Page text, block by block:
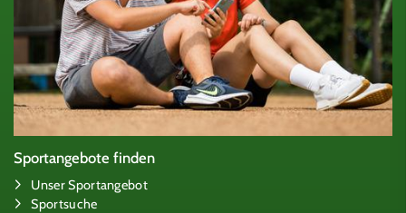
Sportangebote finden
Unser Sportangebot
Sportsuche